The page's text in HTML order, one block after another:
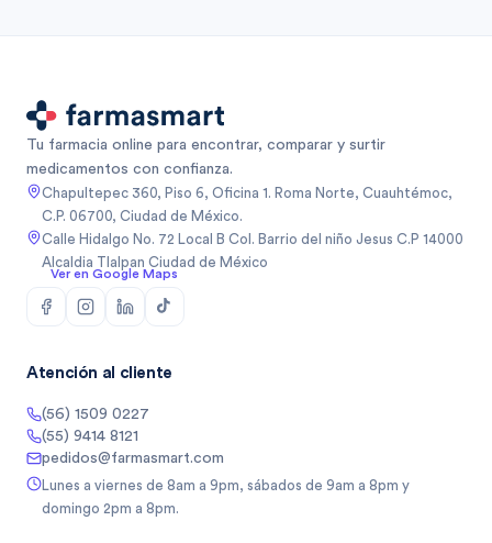
Tu farmacia online para encontrar, comparar y surtir
medicamentos con confianza.
Chapultepec 360, Piso 6, Oficina 1. Roma Norte, Cuauhtémoc,
C.P. 06700, Ciudad de México.
Calle Hidalgo No. 72 Local B Col. Barrio del niño Jesus C.P 14000
Alcaldia Tlalpan Ciudad de México
Ver en Google Maps
Atención al cliente
(56) 1509 0227
(55) 9414 8121
pedidos@farmasmart.com
Lunes a viernes de 8am a 9pm, sábados de 9am a 8pm y
domingo 2pm a 8pm.